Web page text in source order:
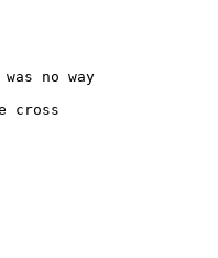
no way
cross